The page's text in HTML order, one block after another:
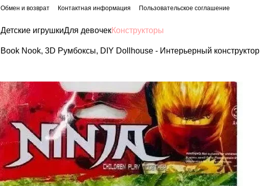
Обмен и возврат Контактная информация Пользовательское соглашение
Детские игрушкиДля девочекКонструкторы
Book Nook, 3D Румбоксы, DIY Dollhouse - Интерьерный конструктор